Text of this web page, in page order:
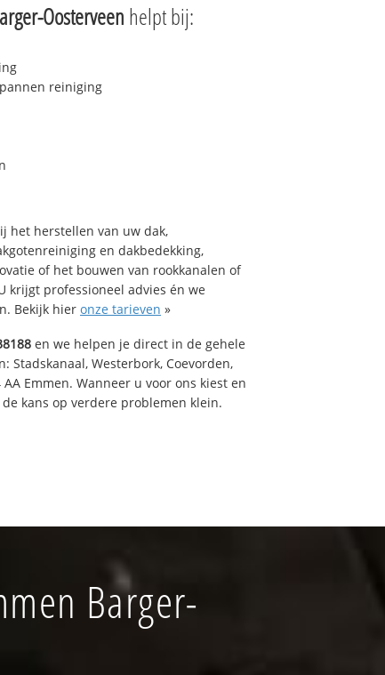
Oosterveen helpt bij:
reiniging
het herstellen van uw dak,
en dakbedekking,
of het bouwen van rookkanalen of
krijgt professioneel advies én we
Bekijk hier onze tarieven »
en we helpen je direct in de gehele
Stadskanaal, Westerbork, Coevorden,
Emmen. Wanneer u voor ons kiest en
kans op verdere problemen klein.
Barger-